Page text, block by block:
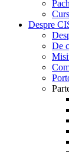
Despre
De